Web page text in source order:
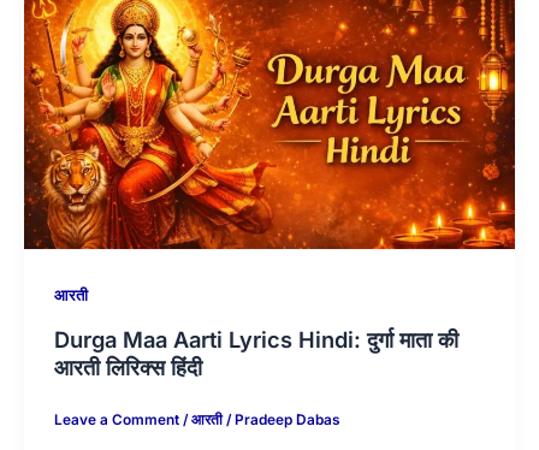
आरती
Durga Maa Aarti Lyrics Hindi: दुर्गा माता की
आरती लिरिक्स हिंदी
Leave a Comment /आरती/ Pradeep Dabas